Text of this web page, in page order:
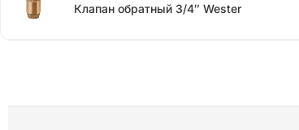
Клапан обратный 3/4″ Wester